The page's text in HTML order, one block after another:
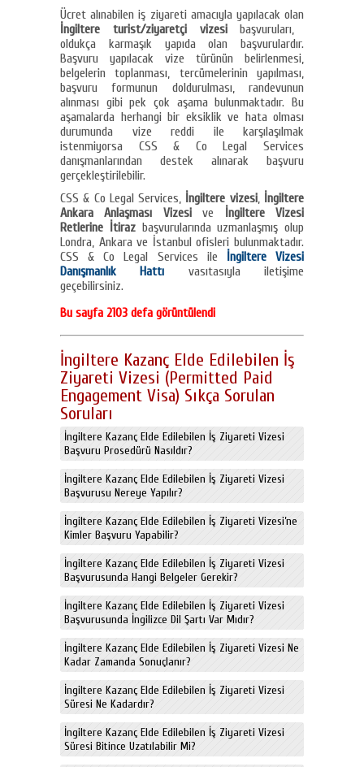
Ücret alınabilen iş ziyareti amacıyla yapılacak olan
İngiltere turist/ziyaretçi vizesibaşvuruları,
oldukça karmaşık yapıda olan başvurulardır.
Başvuru yapılacak vize türünün belirlenmesi,
belgelerin toplanması, tercümelerinin yapılması,
başvuru formunun doldurulması, randevunun
alınması gibi pek çok aşama bulunmaktadır. Bu
aşamalarda herhangi bir eksiklik ve hata olması
durumunda vize reddi ile karşılaşılmak
istenmiyorsa CSS & Co Legal Services
danışmanlarından destek alınarak başvuru
gerçekleştirilebilir.
CSS & Co Legal Services, İngiltere vizesi, İngiltere
Ankara Anlaşması Vizesive
İngiltere Vizesi
Retlerine İtirazbaşvurularında uzmanlaşmış olup
Londra, Ankara ve İstanbul ofisleri bulunmaktadır.
CSS & Co Legal Services ile İngiltere Vizesi
Danışmanlık Hattı vasıtasıyla iletişime
geçebilirsiniz.
Bu sayfa 2103 defa görüntülendi
İngiltere Kazanç Elde Edilebilen İş
Ziyareti Vizesi (Permitted Paid
Engagement Visa) Sıkça Sorulan
Soruları
İngiltere Kazanç Elde Edilebilen İş Ziyareti Vizesi
Başvuru Prosedürü Nasıldır?
İngiltere Kazanç Elde Edilebilen İş Ziyareti Vizesi
Başvurusu Nereye Yapılır?
İngiltere Kazanç Elde Edilebilen İş Ziyareti Vizesi’ne
Kimler Başvuru Yapabilir?
İngiltere Kazanç Elde Edilebilen İş Ziyareti Vizesi
Başvurusunda Hangi Belgeler Gerekir?
İngiltere Kazanç Elde Edilebilen İş Ziyareti Vizesi
Başvurusunda İngilizce Dil Şartı Var Mıdır?
İngiltere Kazanç Elde Edilebilen İş Ziyareti Vizesi Ne
Kadar Zamanda Sonuçlanır?
İngiltere Kazanç Elde Edilebilen İş Ziyareti Vizesi
Süresi Ne Kadardır?
İngiltere Kazanç Elde Edilebilen İş Ziyareti Vizesi
Süresi Bitince Uzatılabilir Mi?